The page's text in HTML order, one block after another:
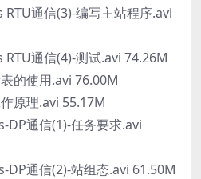
通信(3)-编写主站程序.avi
通信(4)-测试.avi 74.26M
的使用.avi 76.00M
原理.avi 55.17M
通信(1)-任务要求.avi
通信(2)-站组态.avi 61.50M